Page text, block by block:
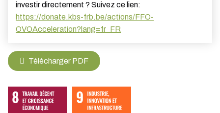
investir directement ? Suivez ce lien:
https://donate.kbs-frb.be/actions/FFO-
OVOAcceleration?lang=fr_FR
Télécharger PDF